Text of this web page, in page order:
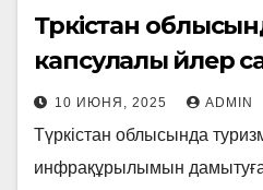
Түркістан
капсулалы үйлер
10 ИЮНЯ, 2025 ADMIN
Түркістан облысында
инфрақұрылымын